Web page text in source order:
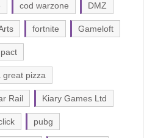
cod warzone DMZ
fortnite Gameloft
great pizza
Rail Kiary Games Ltd
pubg